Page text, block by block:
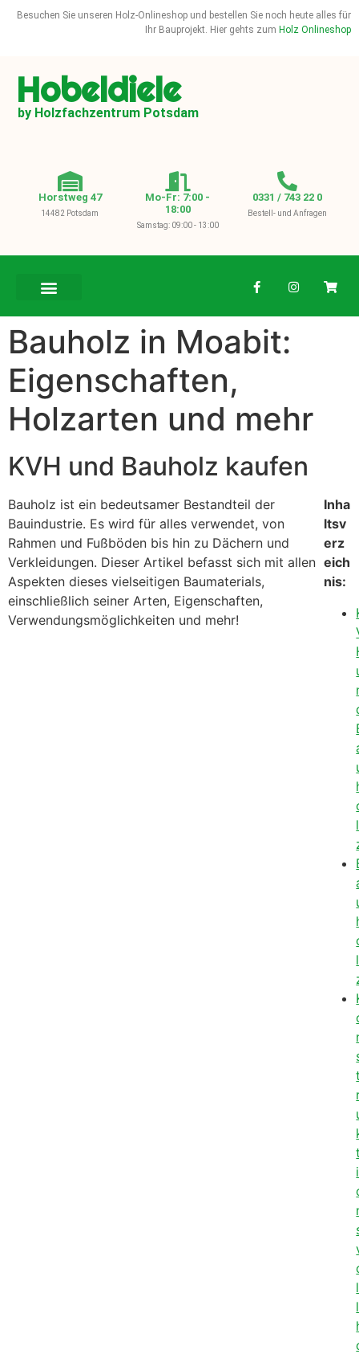
Besuchen Sie unseren Holz-Onlineshop und bestellen Sie noch heute alles für
Ihr Bauprojekt. Hier gehts zum Holz Onlineshop
Hobeldiele
by Holzfachzentrum Potsdam
Horstweg 47
14482 Potsdam
Mo-Fr: 7:00 -
18:00
Samstag: 09:00 - 13:00
0331 / 743 22 0
Bestell- und Anfragen
Bauholz in Moabit:
Eigenschaften,
Holzarten und mehr
KVH und Bauholz kaufen
Bauholz ist ein bedeutsamer Bestandteil der
Bauindustrie. Es wird für alles verwendet, von
Rahmen und Fußböden bis hin zu Dächern und
Verkleidungen. Dieser Artikel befasst sich mit allen
Aspekten dieses vielseitigen Baumaterials,
einschließlich seiner Arten, Eigenschaften,
Verwendungsmöglichkeiten und mehr!
Inha
ltsv
erz
eich
nis:
l
l
i
l
l